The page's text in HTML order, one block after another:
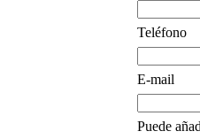
Teléfono
E-mail
Puede